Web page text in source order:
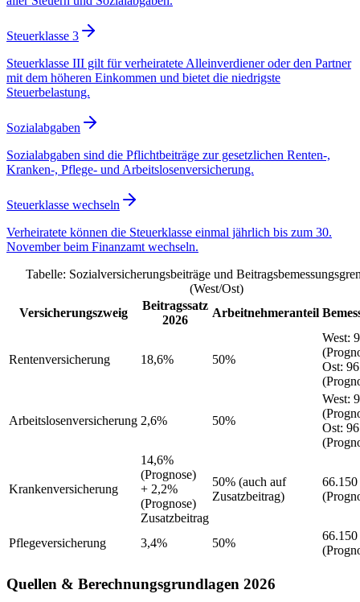
Steuerklasse 3
Steuerklasse III gilt für verheiratete Alleinverdiener oder den Partner
mit dem höheren Einkommen und bietet die niedrigste
Steuerbelastung.
Sozialabgaben
Sozialabgaben sind die Pflichtbeiträge zur gesetzlichen Renten-,
Kranken-, Pflege- und Arbeitslosenversicherung.
Steuerklasse wechseln
Verheiratete können die Steuerklasse einmal jährlich bis zum 30.
November beim Finanzamt wechseln.
Tabelle: Sozialversicherungsbeiträge und
(West/Ost)
Versicherungszweig
Beitragssatz
2026
Arbeitnehmeranteil
Rentenversicherung 18,6% 50%
West:
Ost:
Arbeitslosenversicherung 2,6% 50%
West:
Ost:
Krankenversicherung
14,6%
(Prognose)
+ 2,2%
(Prognose)
Zusatzbeitrag
50% (auch auf
Zusatzbeitrag)
66.150
Pflegeversicherung 3,4% 50%
66.150
Quellen & Berechnungsgrundlagen 2026